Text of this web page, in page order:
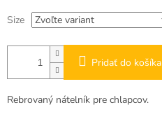
Size
Pridať do košíka
Rebrovaný nátelník pre chlapcov.